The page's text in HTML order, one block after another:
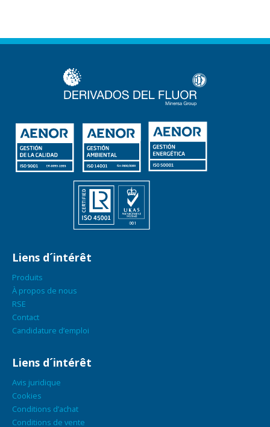
Liens d´intérêt
Produits
À propos de nous
RSE
Contact
Candidature d’emploi
Liens d´intérêt
Avis juridique
Cookies
Conditions d’achat
Conditions de vente